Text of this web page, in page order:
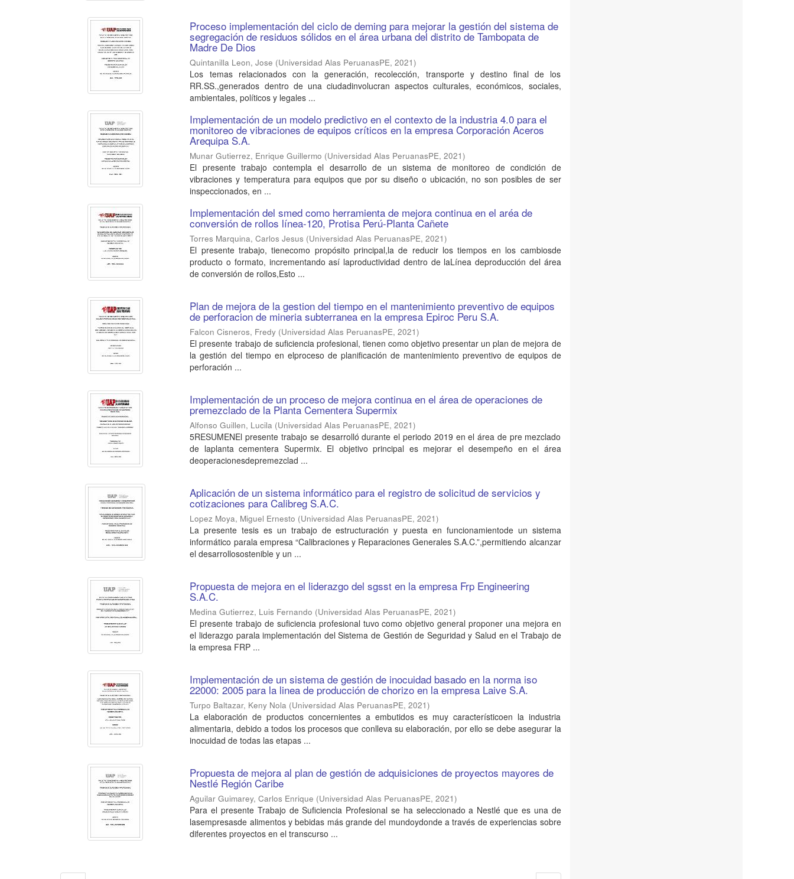
Proceso implementación del ciclo de deming para mejorar la gestión del sistema de
segregación de residuos sólidos en el área urbana del distrito de Tambopata de
Madre De Dios
Quintanilla Leon, Jose (Universidad Alas PeruanasPE,2021)
Los temas relacionados con la generación, recolección, transporte y destino final de los
RR.SS.,generados dentro de una ciudadinvolucran aspectos culturales, económicos, sociales,
ambientales, políticos y legales ...
Implementación de un modelo predictivo en el contexto de la industria 4.0 para el
monitoreo de vibraciones de equipos críticos en la empresa Corporación Aceros
Arequipa S.A.
Munar Gutierrez, Enrique Guillermo (Universidad Alas PeruanasPE,2021)
El presente trabajo contempla el desarrollo de un sistema de monitoreo de condición de
vibraciones y temperatura para equipos que por su diseño o ubicación, no son posibles de ser
inspeccionados, en ...
Implementación del smed como herramienta de mejora continua en el aréa de
conversión de rollos línea-120, Protisa Perú-Planta Cañete
Torres Marquina, Carlos Jesus (Universidad Alas PeruanasPE,2021)
El presente trabajo, tienecomo propósito principal,la de reducir los tiempos en los cambiosde
producto o formato, incrementando así laproductividad dentro de laLínea deproducción del área
de conversión de rollos,Esto ...
Plan de mejora de la gestion del tiempo en el mantenimiento preventivo de equipos
de perforacion de mineria subterranea en la empresa Epiroc Peru S.A.
Falcon Cisneros, Fredy (Universidad Alas PeruanasPE,2021)
El presente trabajo de suficiencia profesional, tienen como objetivo presentar un plan de mejora de
la gestión del tiempo en elproceso de planificación de mantenimiento preventivo de equipos de
perforación ...
Implementación de un proceso de mejora continua en el área de operaciones de
premezclado de la Planta Cementera Supermix
Alfonso Guillen, Lucila (Universidad Alas PeruanasPE,2021)
5RESUMENEl presente trabajo se desarrolló durante el periodo 2019 en el área de pre mezclado
de laplanta cementera Supermix. El objetivo principal es mejorar el desempeño en el área
deoperacionesdepremezclad ...
Aplicación de un sistema informático para el registro de solicitud de servicios y
cotizaciones para Calibreg S.A.C.
Lopez Moya, Miguel Ernesto (Universidad Alas PeruanasPE,2021)
La presente tesis es un trabajo de estructuración y puesta en funcionamientode un sistema
informático parala empresa “Calibraciones y Reparaciones Generales S.A.C.”,permitiendo alcanzar
el desarrollosostenible y un ...
Propuesta de mejora en el liderazgo del sgsst en la empresa Frp Engineering
S.A.C.
Medina Gutierrez, Luis Fernando (Universidad Alas PeruanasPE,2021)
El presente trabajo de suficiencia profesional tuvo como objetivo general proponer una mejora en
el liderazgo parala implementación del Sistema de Gestión de Seguridad y Salud en el Trabajo de
la empresa FRP ...
Implementación de un sistema de gestión de inocuidad basado en la norma iso
22000: 2005 para la linea de producción de chorizo en la empresa Laive S.A.
Turpo Baltazar, Keny Nola (Universidad Alas PeruanasPE,2021)
La elaboración de productos concernientes a embutidos es muy característicoen la industria
alimentaria, debido a todos los procesos que conlleva su elaboración, por ello se debe asegurar la
inocuidad de todas las etapas ...
Propuesta de mejora al plan de gestión de adquisiciones de proyectos mayores de
Nestlé Región Caribe
Aguilar Guimarey, Carlos Enrique (Universidad Alas PeruanasPE,2021)
Para el presente Trabajo de Suficiencia Profesional se ha seleccionado a Nestlé que es una de
lasempresasde alimentos y bebidas más grande del mundoydonde a través de experiencias sobre
diferentes proyectos en el transcurso ...